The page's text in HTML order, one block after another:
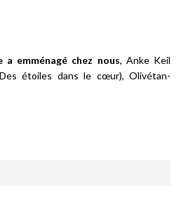
a emménagé chez nous, Anke Keil
étoiles dans le cœur), Olivétan-